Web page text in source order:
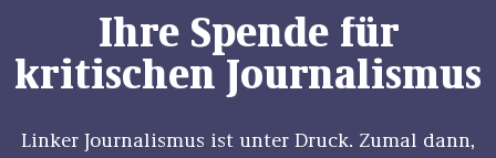
Ihre Spende für
kritischen Journalismus
Linker Journalismus ist unter Druck. Zumal dann,